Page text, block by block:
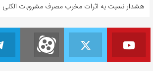
هشدار نسبت به اثرات مخرب مصرف مشروبات الکلی